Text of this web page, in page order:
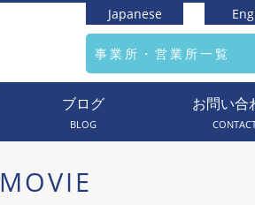
Japanese
事業所・営業所一覧
ブログ
BLOG
お問い合
MOVIE